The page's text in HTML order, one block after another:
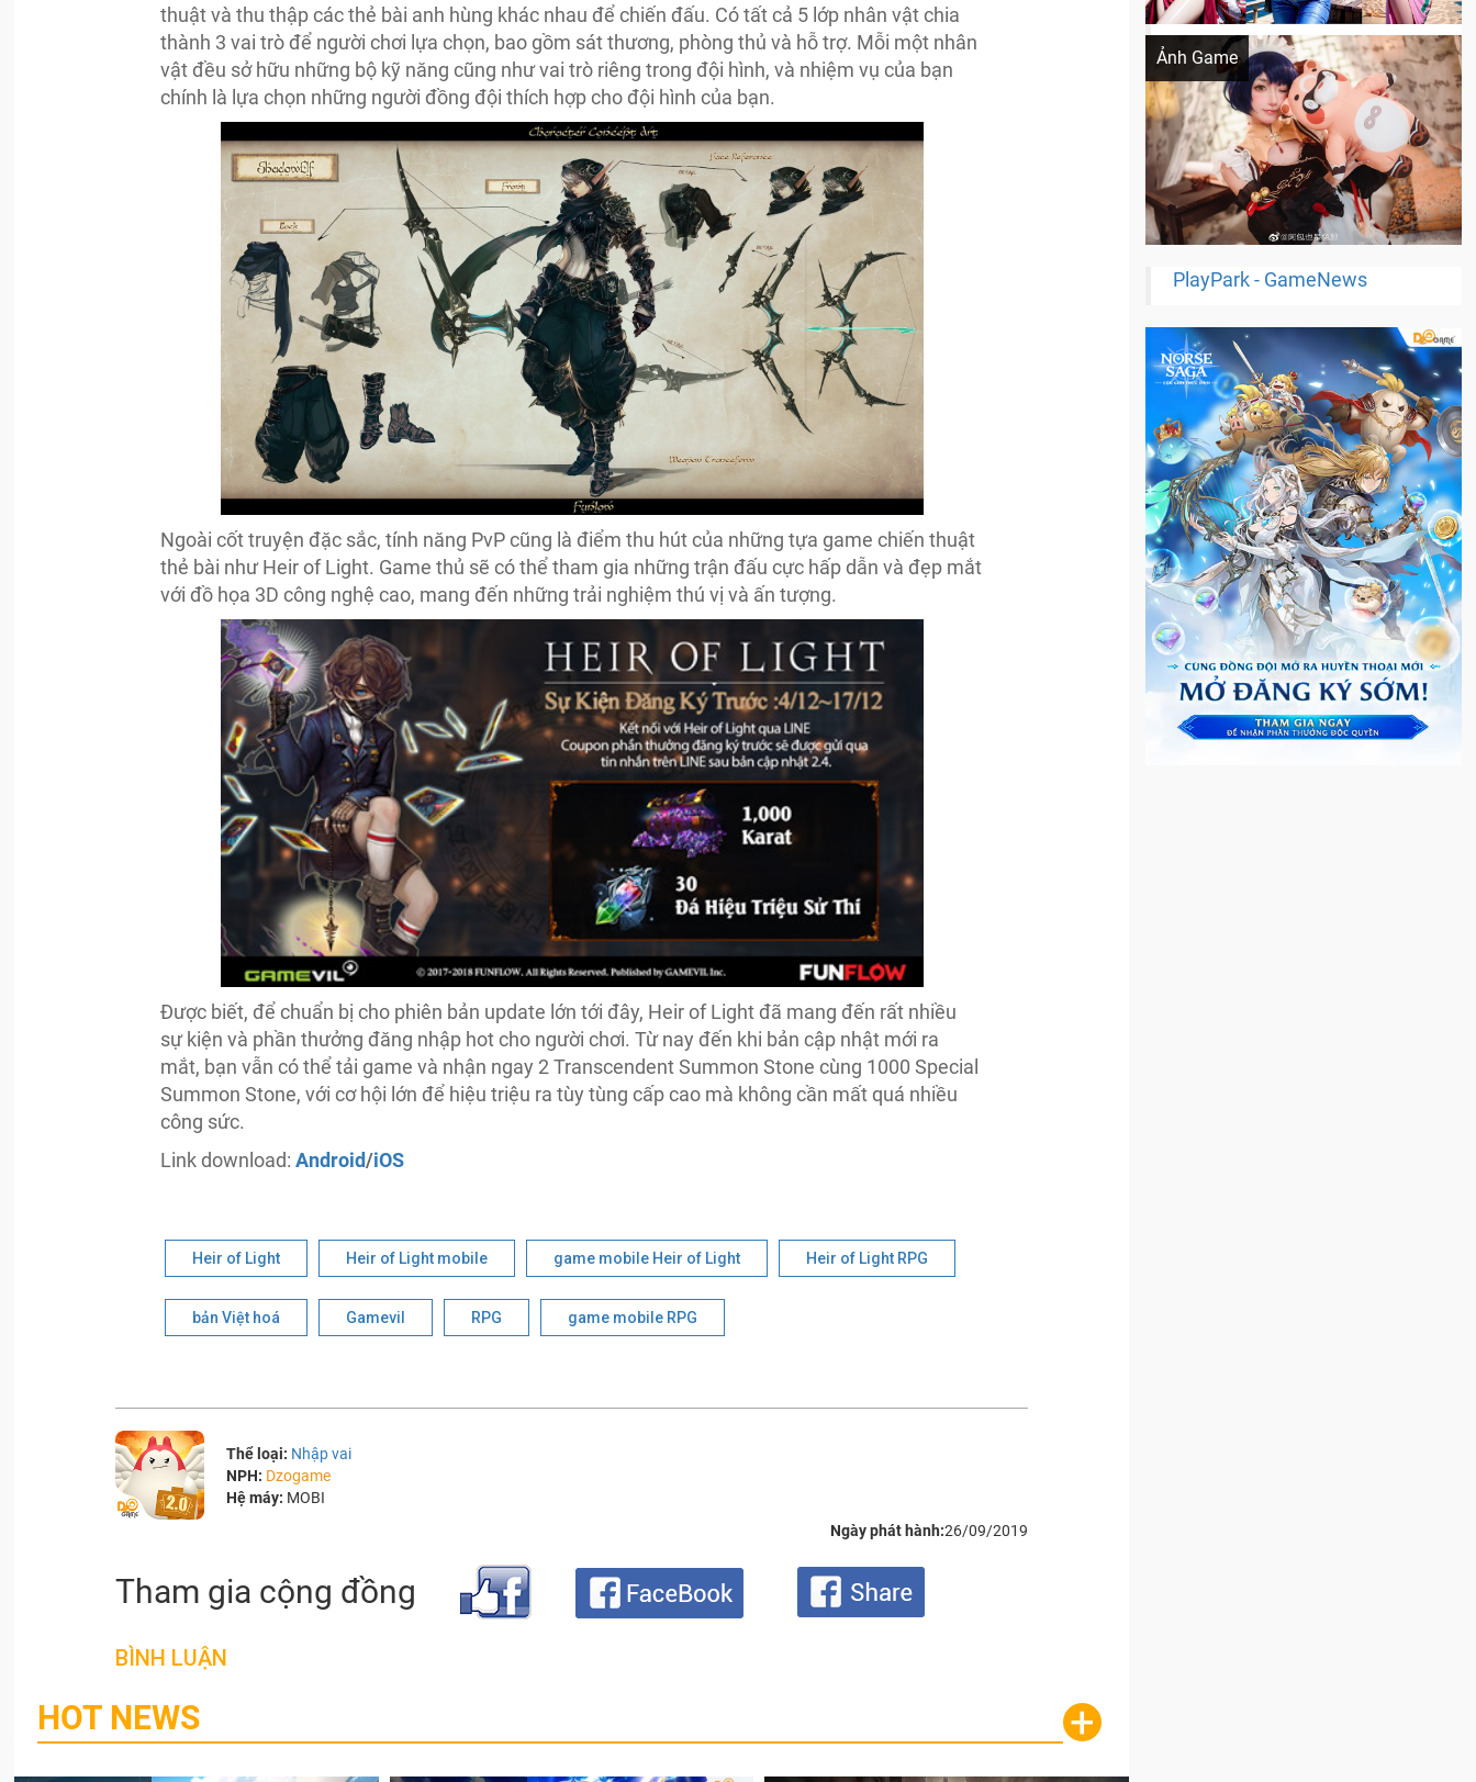
thuật và thu thập các thẻ bài anh hùng khác nhau để chiến đấu. Có tất cả 5 lớp nhân vật chia
thành 3 vai trò để người chơi lựa chọn, bao gồm sát thương, phòng thủ và hỗ trợ. Mỗi một nhân
vật đều sở hữu những bộ kỹ năng cũng như vai trò riêng trong đội hình, và nhiệm vụ của bạn
chính là lựa chọn những người đồng đội thích hợp cho đội hình của bạn.
Ngoài cốt truyện đặc sắc, tính năng PvP cũng là điểm thu hút của những tựa game chiến thuật
thẻ bài như Heir of Light. Game thủ sẽ có thể tham gia những trận đấu cực hấp dẫn và đẹp mắt
với đồ họa 3D công nghệ cao, mang đến những trải nghiệm thú vị và ấn tượng.
Được biết, để chuẩn bị cho phiên bản update lớn tới đây, Heir of Light đã mang đến rất nhiều
sự kiện và phần thưởng đăng nhập hot cho người chơi. Từ nay đến khi bản cập nhật mới ra
mắt, bạn vẫn có thể tải game và nhận ngay 2 Transcendent Summon Stone cùng 1000 Special
Summon Stone, với cơ hội lớn để hiệu triệu ra tùy tùng cấp cao mà không cần mất quá nhiều
công sức.
Link download:Android/iOS
Heir of Light Heir of Light mobile game mobile Heir of Light Heir of Light RPG
bản Việt hoá Gamevil RPG game mobile RPG
Thể loại: Nhập vai
NPH: Dzogame
Hệ máy: MOBI
Ngày phát hành:26/09/2019
Tham gia cộng đồng
BÌNH LUẬN
HOT NEWS +
Ảnh Game
Cosplay Xiangling siêu cute
PlayPark - GameNews